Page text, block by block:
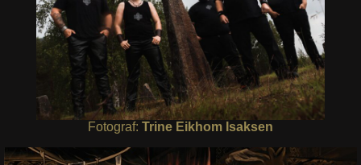
Fotograf: Trine Eikhom Isaksen